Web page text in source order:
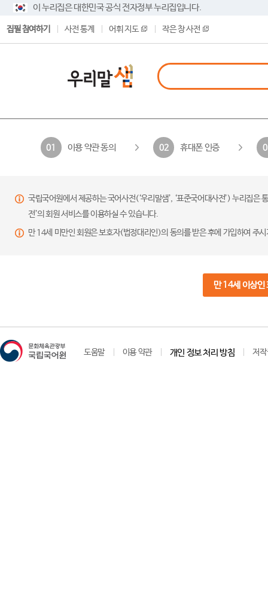
이 누리집은 대한민국 공식 전자정부 누리집입니다.
집필 참여하기 사전 통계 어휘 지도 작은 창 사전
01 이용 약관 동의 02 휴대폰 인증
국립국어원에서 제공하는 국어사전(‘우리말샘’, ‘표준국어대사전’) 누리집
전’의 회원 서비스를 이용하실 수 있습니다.
만 14세 미만인 회원은 보호자(법정대리인)의 동의를 받은 후에 가입하여 주
만 14세 이상인
도움말 이용 약관 개인 정보 처리 방침 저